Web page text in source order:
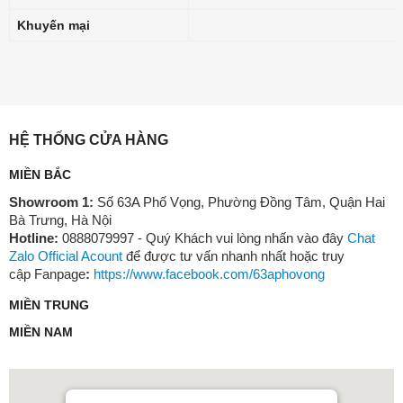
Khuyến mại
HỆ THỐNG CỬA HÀNG
MIỀN BẮC
Showroom 1: Số 63A Phố Vọng, Phường Đồng Tâm, Quận Hai
Bà Trưng, Hà Nội
Hotline: 0888079997 - Quý Khách vui lòng nhấn vào đây Chat
Zalo Official Acount để được tư vấn nhanh nhất hoặc truy
cập Fanpage: https://www.facebook.com/63aphovong
MIỀN TRUNG
MIỀN NAM